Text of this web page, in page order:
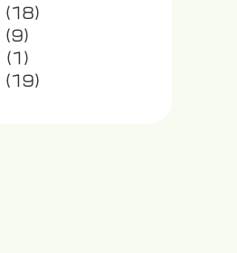
(18)
(9)
(1)
(19)